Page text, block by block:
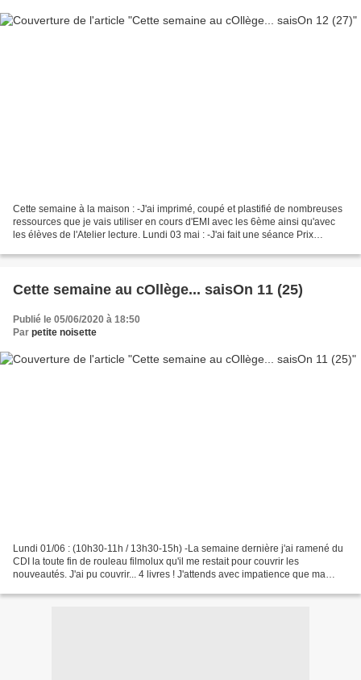
Cette semaine à la maison : -J'ai imprimé, coupé et plastifié de nombreuses
ressources que je vais utiliser en cours d'EMI avec les 6ème ainsi qu'avec
les élèves de l'Atelier lecture. Lundi 03 mai : -J'ai fait une séance Prix
Cette semaine au cOllège... saisOn 11 (25)
Publié le 05/06/2020 à 18:50
Par petite noisette
Lundi 01/06 : (10h30-11h / 13h30-15h) -La semaine dernière j'ai ramené du
CDI la toute fin de rouleau filmolux qu'il me restait pour couvrir les
nouveautés. J'ai pu couvrir... 4 livres ! J'attends avec impatience que ma